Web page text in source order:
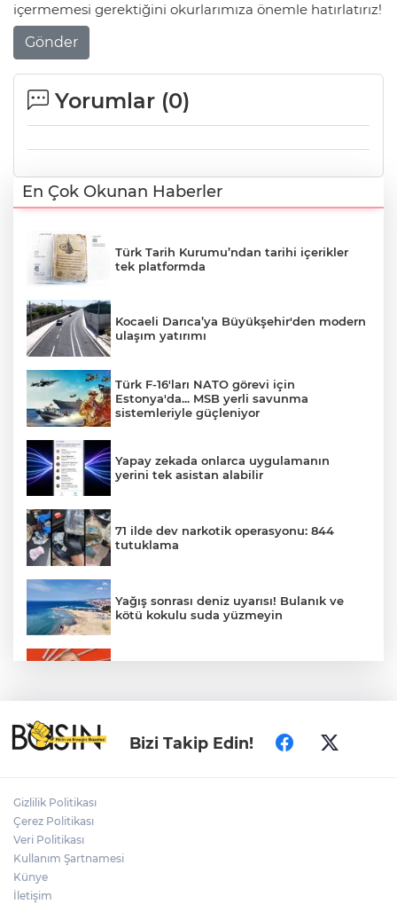
içermemesi gerektiğini okurlarımıza önemle hatırlatırız!
Gönder
Yorumlar (0)
En Çok Okunan Haberler
Türk Tarih Kurumu’ndan tarihi içerikler
tek platformda
Kocaeli Darıca’ya Büyükşehir'den modern
ulaşım yatırımı
Türk F-16'ları NATO görevi için
Estonya'da... MSB yerli savunma
sistemleriyle güçleniyor
Yapay zekada onlarca uygulamanın
yerini tek asistan alabilir
71 ilde dev narkotik operasyonu: 844
tutuklama
Yağış sonrası deniz uyarısı! Bulanık ve
kötü kokulu suda yüzmeyin
Türkiye ile Vietnam arasında 'hava'da
yeni dönem... Sefer kapasitesi artırıldı
Bizi Takip Edin!
Gizlilik Politikası
Çerez Politikası
Veri Politikası
Kullanım Şartnamesi
Künye
İletişim